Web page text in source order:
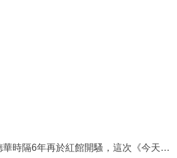
華時隔6年再於紅館開騷，這次《今天…